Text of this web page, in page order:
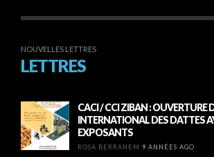
NOUVELLES LETTRES
LETTRES
CACI / CCI ZIBAN : OUVERTURE
INTERNATIONAL DES DATTES
EXPOSANTS
ROSA BERRANEM 9 ANNÉES AGO